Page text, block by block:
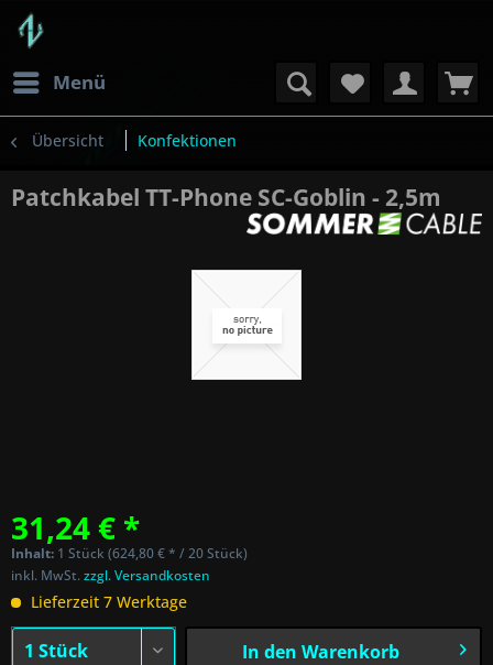
Menü
Übersicht Konfektionen
Patchkabel TT-Phone SC-Goblin - 2,5m
31,24 € *
Inhalt: 1 Stück (624,80 € * / 20 Stück)
inkl. MwSt.zzgl. Versandkosten
Lieferzeit 7 Werktage
In den Warenkorb